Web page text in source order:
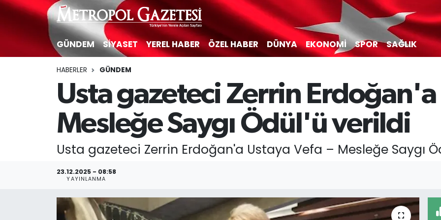
GÜNDEM SİYASET YEREL HABER ÖZEL HABER DÜNYA EKONOMİ SPOR SAĞLIK
HABERLER GÜNDEM
Usta gazeteci Zerrin Erdoğan'a
Mesleğe Saygı Ödül'ü verildi
Usta gazeteci Zerrin Erdoğan'a Ustaya Vefa – Mesleğe Saygı
23.12.2025 - 08:58
YAYINLANMA
Hava Durumu
Süper Lig Puan Durumu ve Fikstür
Tüm Manşetler